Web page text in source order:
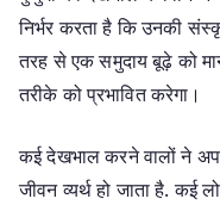
निर्भर करता है कि उनकी
तरह से एक समुदाय बूढ़े को
तरीके को प्रभावित करेगा।
कई देखभाल करने वालों ने
जीवन व्यर्थ हो जाता है.